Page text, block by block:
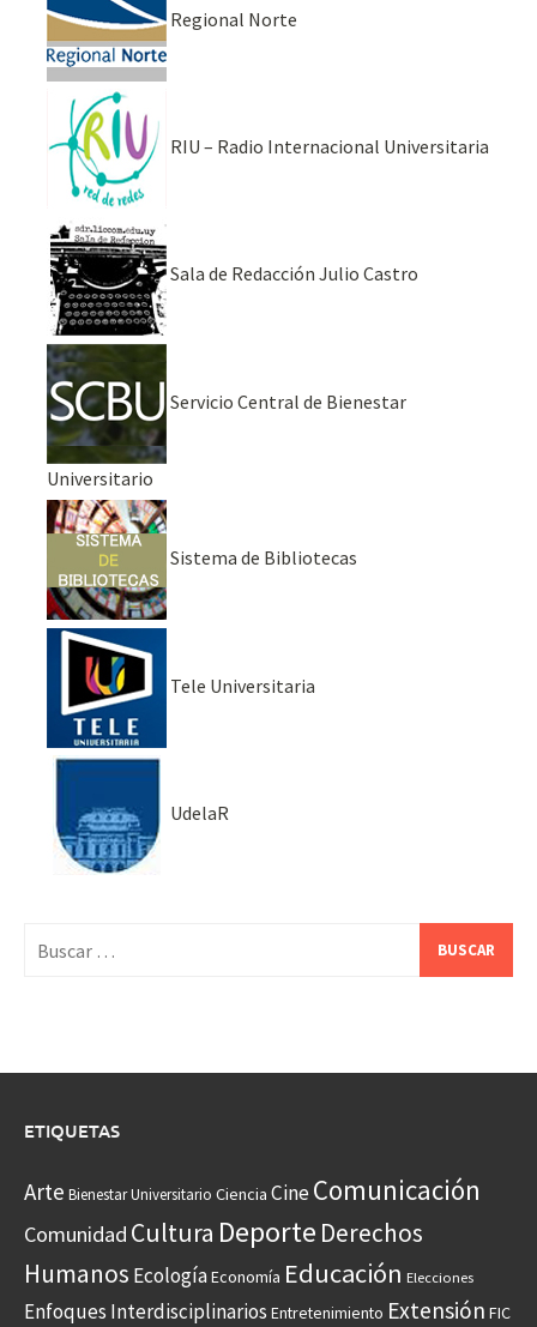
Regional Norte
RIU – Radio Internacional Universitaria
Sala de Redacción Julio Castro
Servicio Central de Bienestar
Universitario
Sistema de Bibliotecas
Tele Universitaria
UdelaR
ETIQUETAS
Arte Bienestar Universitario Ciencia CineComunicación
Comunidad Cultura Deporte Derechos
Humanos EcologíaEconomía Educación Elecciones
Enfoques Interdisciplinarios Entretenimiento Extensión FIC